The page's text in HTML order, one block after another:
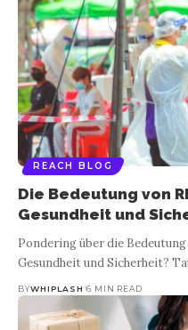
REACH BLOG
Die Bedeutung von
Gesundheit und
Pondering über die
Gesundheit und Sicherheit?
BYWHIPLASH 6 MIN READ